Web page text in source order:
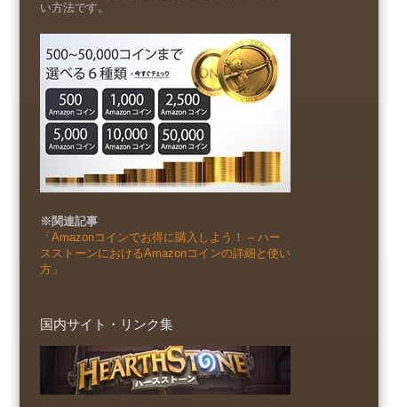
い方法です。
※関連記事
「Amazonコインでお得に購入しよう！ – ハー
スストーンにおけるAmazonコインの詳細と使い
方」
国内サイト・リンク集